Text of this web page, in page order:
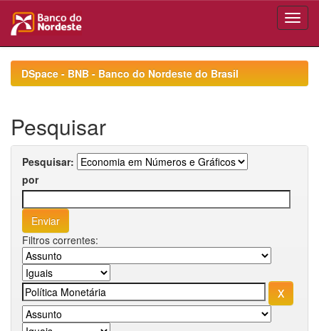
navigationDSpace - BNB - Banco do Nordeste do Brasil
Pesquisar
Pesquisar:
por
Filtros correntes: